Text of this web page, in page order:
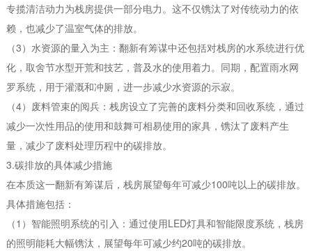
专揽清洁动力为栈房提供一部分电力。这不仅镌汰了对传统动力的依
赖，也减少了温室气体的排放。
（3）水资源的量入为主：翻新有筹谋中还包括对栈房的水系统进行优
化，取舍节水型开荒和技艺，普及水的使用着力。同期，配置雨水网
罗系统，用于灌溉和冲厕，进一步减少水资源的示寂。
（4）废料管束的阅兵：栈房设立了完善的废料分类和回收系统，通过
减少一次性用品的使用和鼓舞可相易使用的家具，镌汰了废料产生
量，减少了废料处理历程中的碳排放。
3.碳排放的具体减少措施
在本质这一翻新有筹谋后，栈房展望每年可减少100吨以上的碳排放。
具体措施包括：
（1）智能照明系统的引入：通过使用LED灯具和智能限度系统，栈房
的照明能耗大幅镌汰，展望每年可减少约20吨的碳排放。